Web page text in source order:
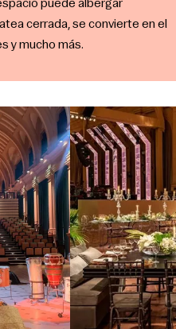
puede albergar
cerrada, se convierte en el
y mucho más.